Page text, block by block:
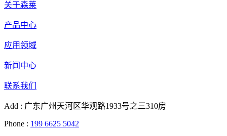
关于森莱
产品中心
应用领域
新闻中心
联系我们
Add : 广东广州天河区华观路1933号之三310房
Phone : 199 6625 5042